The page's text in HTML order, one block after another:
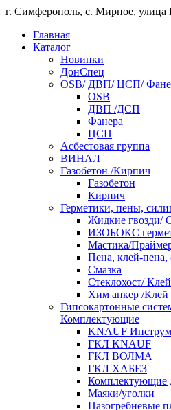
г. Симферополь, с. Мирное, улица
Главная
Каталог
Новинки
ДонСпец
OSB/ ДВП/ ЦСП/
OSB
ДВП /ДСП
Фанера
ЦСП
Асбестовая группа
ВИНАЛ
Газобетон /Кирпич
Газобетон
Кирпич
Герметики, пены,
Жидкие гвозди/
ИЗОБОКС
Мастика/
Пена, клей-пена,
Смазка
Стеклохост/
Хим анкер /Клей
Гипсокартонные
Комплектующие
KNAUF
ГКЛ KNAUF
ГКЛ ВОЛМА
ГКЛ ХАБЕЗ
Комплектующие
Маяки/уголки
Пазогребневые